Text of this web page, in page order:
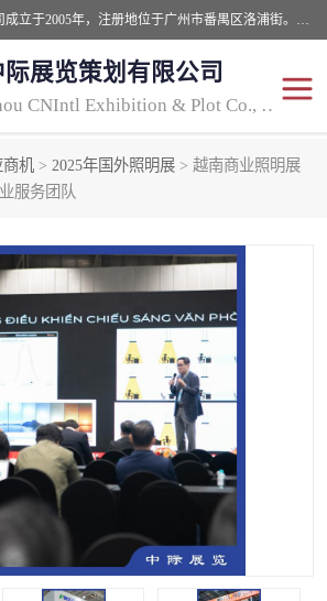
广州中际展览策划有限公司成立于2005年，注册地位于广州市番禺区洛浦街。经营范围包括会议及展览服务，大型活动组织策划服务，展台设计服务，广告业等；主要从事国外广告、标识、印花、LED、照明、光电、灯光、音响、视听、电子展览会等，展位预定-展品运输-签证-行程安排-补贴一站式服务。
展览策划有限公司
Guangzhou CNIntl Exhibition & Plot Co., Ltd.
商机 > 2025年国外照明展 > 越南商业照明展
服务团队
展品运输
视听-灯光音响展
识展 2025年国内中国香港照明
展